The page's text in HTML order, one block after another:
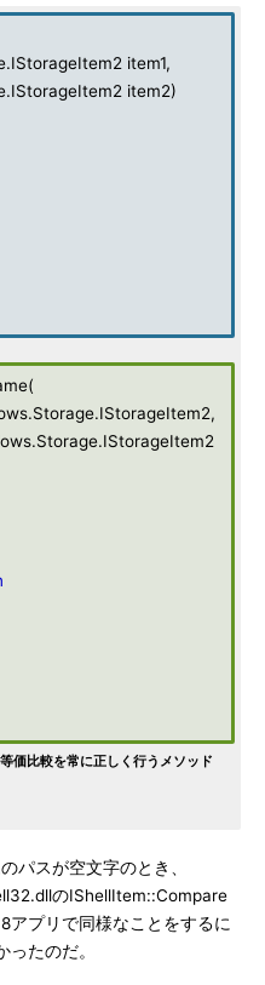
item1,
item2)
価比較を常に正しく行うメソッド
パスが空文字のとき、
のIShellItem::Compare
アプリで同様なことをするに
たのだ。